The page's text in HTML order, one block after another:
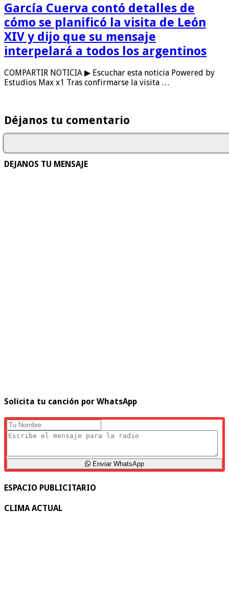
García Cuerva contó detalles de
cómo se planificó la visita de León
XIV y dijo que su mensaje
interpelará a todos los argentinos
COMPARTIR NOTICIA ▶ Escuchar esta noticia Powered by
Estudios Max x1 Tras confirmarse la visita …
Déjanos tu comentario
DEJANOS TU MENSAJE
Solicita tu canción por WhatsApp
Enviar WhatsApp
ESPACIO PUBLICITARIO
CLIMA ACTUAL